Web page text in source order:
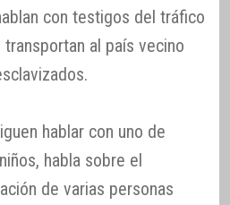
con testigos del tráfico
al país vecino
hablar con uno de
habla sobre el
de varias personas